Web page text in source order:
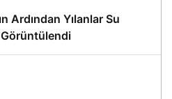
Ardından Yılanlar Su
Görüntülendi